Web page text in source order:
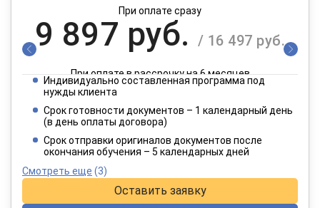
При оплате сразу
9 897 руб. / 16 497 руб.
При оплате в рассрочку на 6 месяцев
4 949 руб. / 8 249 руб.
При оплате в рассрочку на 12 месяцев
Индивидуально составленная программа под
нужды клиента
Срок готовности документов – 1 календарный день
(в день оплаты договора)
Срок отправки оригиналов документов после
окончания обучения – 5 календарных дней
Смотреть еще (3)
Оставить заявку